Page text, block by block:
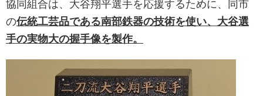
協同組合は、大谷翔平選手を応援するために、同市
の伝統工芸品である南部鉄器の技術を使い、大谷選
手の実物大の握手像を製作。